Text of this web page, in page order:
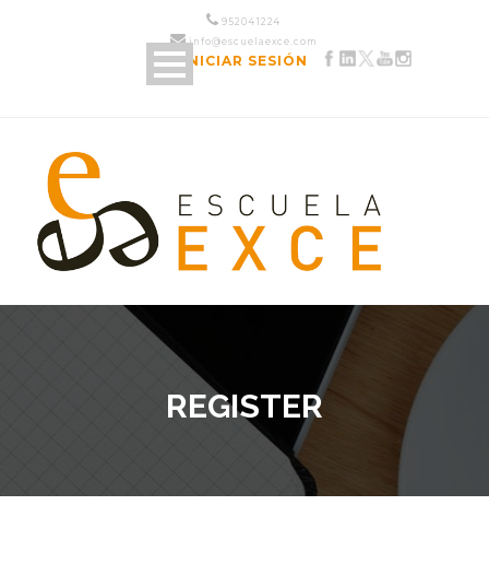
952 04 12 24
info@escuelaexce.com
INICIAR SESIÓN
REGISTER